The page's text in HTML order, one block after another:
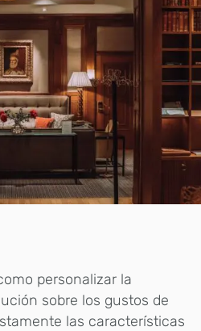
personalizar la
sobre los gustos de
las características